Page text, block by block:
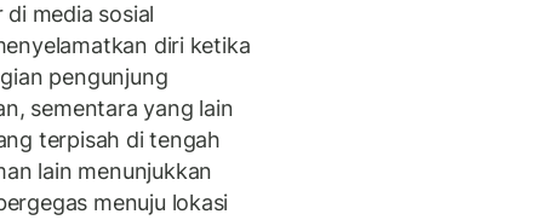
media sosial
diri ketika
pengunjung
sementara yang lain
terpisah di tengah
lain menunjukkan
menuju lokasi